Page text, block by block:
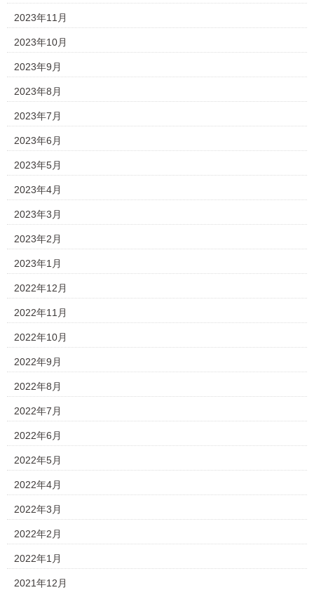
2023年11月
2023年10月
2023年9月
2023年8月
2023年7月
2023年6月
2023年5月
2023年4月
2023年3月
2023年2月
2023年1月
2022年12月
2022年11月
2022年10月
2022年9月
2022年8月
2022年7月
2022年6月
2022年5月
2022年4月
2022年3月
2022年2月
2022年1月
2021年12月